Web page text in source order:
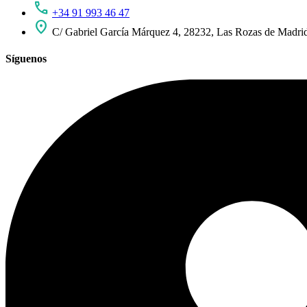
call +34 91 993 46 47
location_on C/ Gabriel García Márquez 4, 28232, Las Rozas de
Síguenos